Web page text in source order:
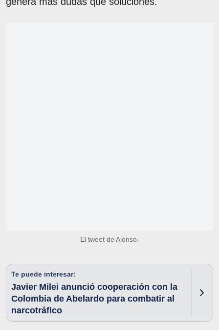
El tweet de Alonso.
Te puede interesar:
Javier Milei anunció cooperación con la
Colombia de Abelardo para combatir al
narcotráfico